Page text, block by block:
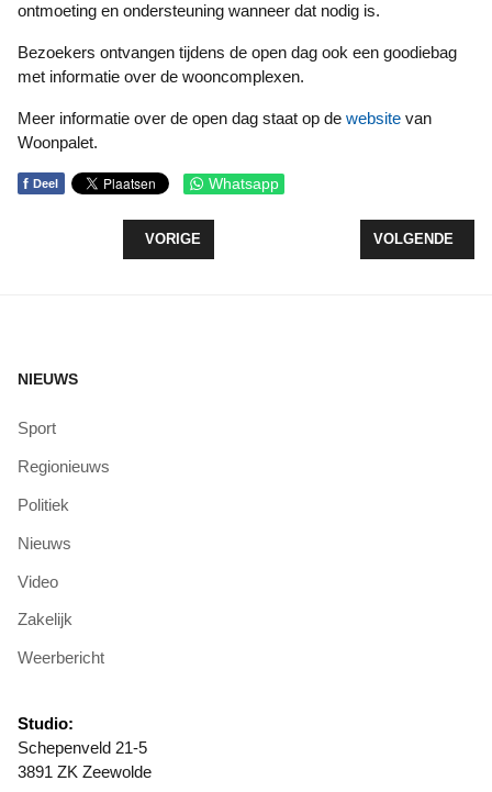
ontmoeting en ondersteuning wanneer dat nodig is.
Bezoekers ontvangen tijdens de open dag ook een goodiebag
met informatie over de wooncomplexen.
Meer informatie over de open dag staat op de website van
Woonpalet.
f Deel Whatsapp
VORIG ARTIKEL: NIEUWBOUWMANIFESTATIE
VORIGE VOLGENDE
VOLGENDE
NIEUWS
Sport
Regionieuws
Politiek
Nieuws
Video
Zakelijk
Weerbericht
Studio:
Schepenveld 21-5
3891 ZK Zeewolde